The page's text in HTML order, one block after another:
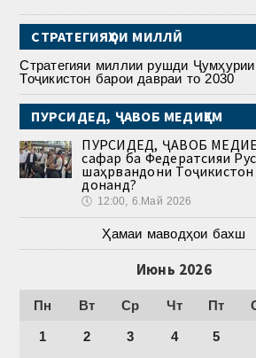
СТРАТЕГИЯҲОИ МИЛЛӢ
Стратегияи миллии рушди Ҷумҳурии
Тоҷикистон барои давраи то 2030
ПУРСИДЕД, ҶАВОБ МЕДИҲЕМ
ПУРСИДЕД, ҶАВОБ
сафар ба Федератсияи
шаҳрвандони
донанд?
🕔 12:00, 6.Май 2026
Ҳамаи маводҳои бахш
Июнь 2026
Пн Вт Ср Чт Пт
1 2 3 4 5